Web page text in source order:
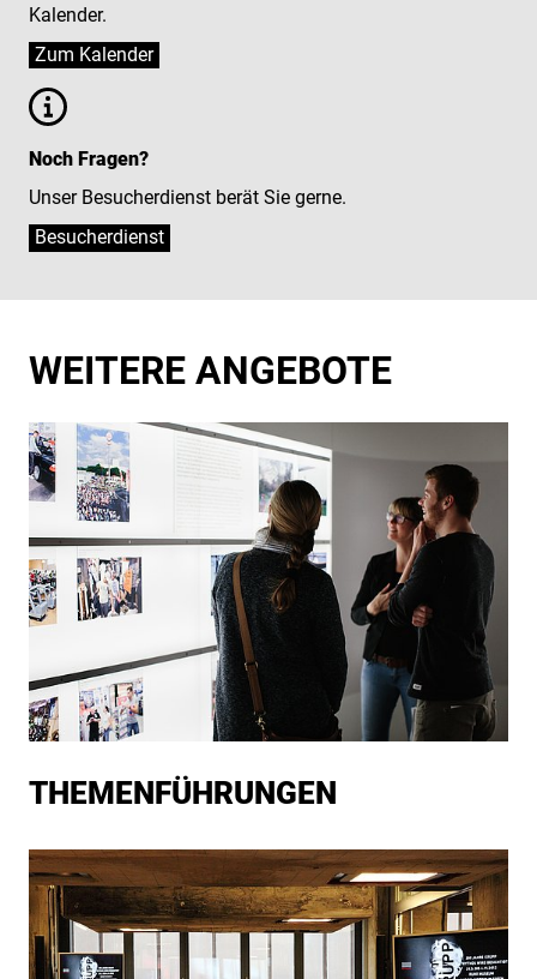
Kalender.
Noch Fragen?
Unser Besucherdienst berät Sie gerne.
Besucherdienst
WEITERE ANGEBOTE
THE­MEN­FÜH­RUN­GEN